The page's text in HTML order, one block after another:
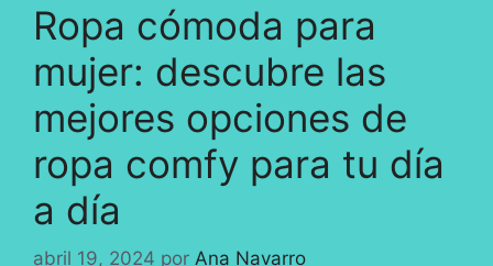
Ropa cómoda para
mujer: descubre las
mejores opciones de
ropa comfy para tu día
a día
abril 19, 2024 por Ana Navarro